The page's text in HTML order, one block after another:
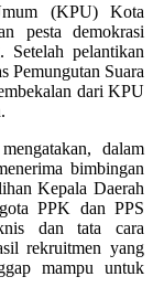
(KPU) Kota
pesta demokrasi
Setelah pelantikan
Pemungutan Suara
dari KPU
dalam
bimbingan
Kepala Daerah
PPK dan PPS
dan tata cara
rekruitmen yang
mampu untuk